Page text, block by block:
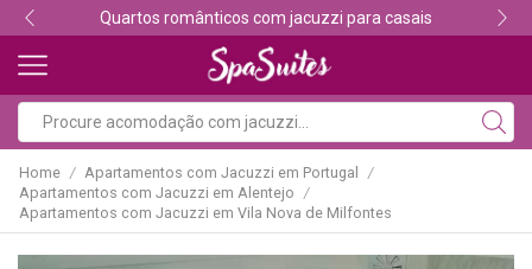
Quartos românticos com jacuzzi para casais
Home / Apartamentos com Jacuzzi em Portugal /
Apartamentos com Jacuzzi em Alentejo /
Apartamentos com Jacuzzi em Vila Nova de Milfontes